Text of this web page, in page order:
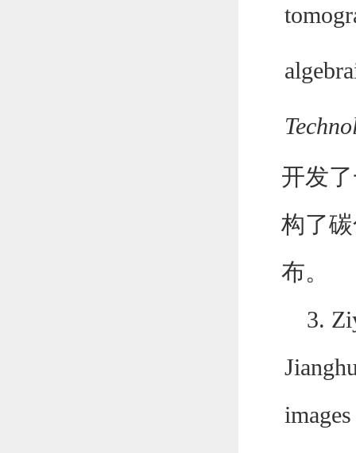
开发
构了
布。
3.